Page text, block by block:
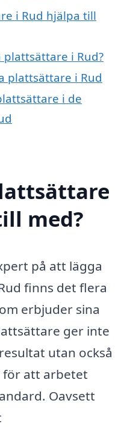
i Rud hjälpa till
i Rud?
plattsättare i Rud
i de
med?
på att lägga
finns det flera
erbjuder sina
ger inte
utan också
att arbetet
Oavsett